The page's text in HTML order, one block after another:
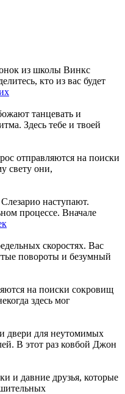
из школы Винкс
кто из вас будет
танцевать и
Здесь тебе и твоей
отправляются на поиски
свету они,
наступают.
процессе. Вначале
скоростях. Вас
повороты и безумный
на поиски сокровищ
здесь мог
двери для неутомимых
В этот раз ковбой Джон
и давние друзья, которые